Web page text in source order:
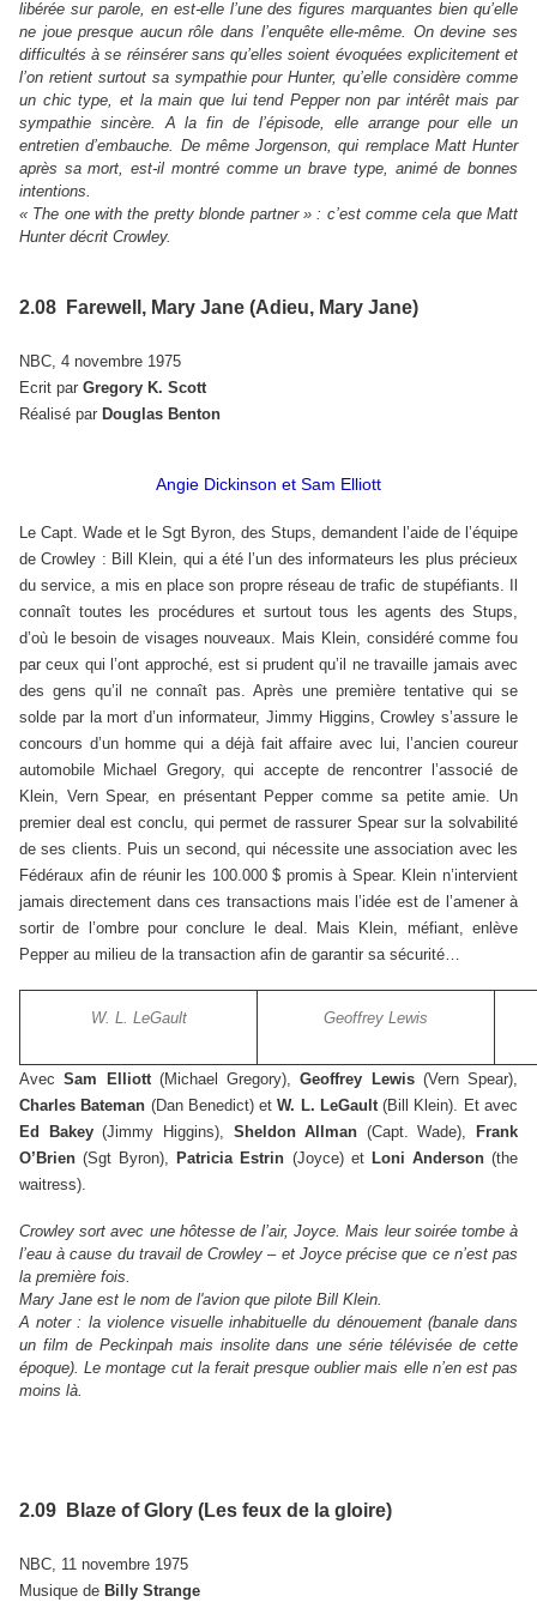
libérée sur parole, en est-elle l’une des figures marquantes bien qu’elle
ne joue presque aucun rôle dans l’enquête elle-même. On devine ses
difficultés à se réinsérer sans qu’elles soient évoquées explicitement et
l’on retient surtout sa sympathie pour Hunter, qu’elle considère comme
un chic type, et la main que lui tend Pepper non par intérêt mais par
sympathie sincère. A la fin de l’épisode, elle arrange pour elle un
entretien d’embauche. De même Jorgenson, qui remplace Matt Hunter
après sa mort, est-il montré comme un brave type, animé de bonnes
intentions.
« The one with the pretty blonde partner » : c’est comme cela que Matt
Hunter décrit Crowley.
2.08 Farewell, Mary Jane (Adieu, Mary Jane)
NBC, 4 novembre 1975
Ecrit par Gregory K. Scott
Réalisé par Douglas Benton
Angie Dickinson et Sam Elliott
Le Capt. Wade et le Sgt Byron, des Stups, demandent l’aide de l’équipe
de Crowley : Bill Klein, qui a été l’un des informateurs les plus précieux
du service, a mis en place son propre réseau de trafic de stupéfiants. Il
connaît toutes les procédures et surtout tous les agents des Stups,
d’où le besoin de visages nouveaux. Mais Klein, considéré comme fou
par ceux qui l’ont approché, est si prudent qu’il ne travaille jamais avec
des gens qu’il ne connaît pas. Après une première tentative qui se
solde par la mort d’un informateur, Jimmy Higgins, Crowley s’assure le
concours d’un homme qui a déjà fait affaire avec lui, l’ancien coureur
automobile Michael Gregory, qui accepte de rencontrer l’associé de
Klein, Vern Spear, en présentant Pepper comme sa petite amie. Un
premier deal est conclu, qui permet de rassurer Spear sur la solvabilité
de ses clients. Puis un second, qui nécessite une association avec les
Fédéraux afin de réunir les 100.000 $ promis à Spear. Klein n’intervient
jamais directement dans ces transactions mais l’idée est de l’amener à
sortir de l’ombre pour conclure le deal. Mais Klein, méfiant, enlève
Pepper au milieu de la transaction afin de garantir sa sécurité…
W. L. LeGault Geoffrey Lewis
AvecSam Elliott (Michael Gregory),Geoffrey Lewis (Vern Spear),
Charles Bateman (Dan Benedict) etW. L. LeGault(Bill Klein). Et avec
Ed Bakey(Jimmy Higgins), Sheldon Allman (Capt. Wade),
Frank
O’Brien(Sgt Byron), Patricia Estrin (Joyce) et Loni Anderson(the
waitress).
Crowley sort avec une hôtesse de l’air, Joyce. Mais leur soirée tombe à
l’eau à cause du travail de Crowley – et Joyce précise que ce n’est pas
la première fois.
Mary Jane est le nom de l'avion que pilote Bill Klein.
A noter : la violence visuelle inhabituelle du dénouement (banale dans
un film de Peckinpah mais insolite dans une série télévisée de cette
époque). Le montage cut la ferait presque oublier mais elle n’en est pas
moins là.
2.09 Blaze of Glory (Les feux de la gloire)
NBC, 11 novembre 1975
Musique de Billy Strange